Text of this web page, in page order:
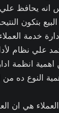
انه يحافظ
بتكون
خدمة
نظام
النوع ده
هي ان